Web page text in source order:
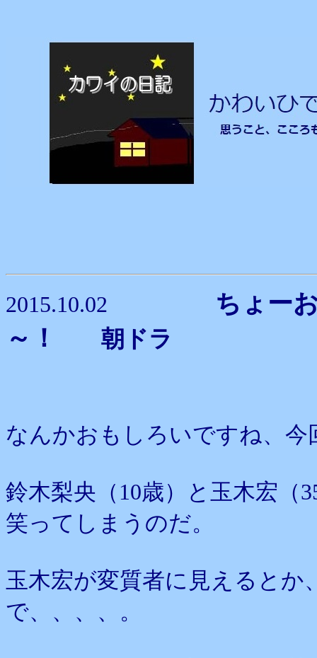
2015.10.02 ちょー
～！ 朝ドラ
なんかおもしろいですね、今
鈴木梨央（10歳）と玉木宏（
笑ってしまうのだ。
玉木宏が変質者に見えるとか
で、、、、。